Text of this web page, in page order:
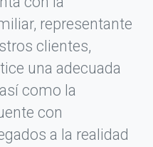
representante
clientes,
una adecuada
como la
con
a la realidad